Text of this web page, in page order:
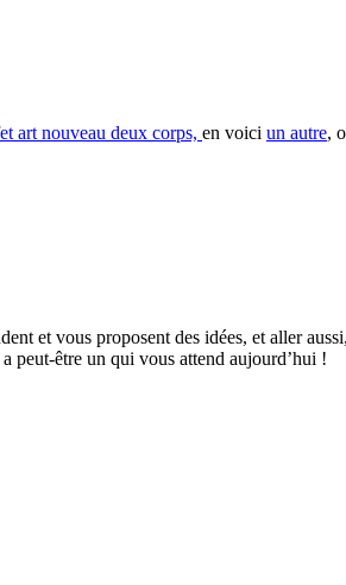
art nouveau deux corps, en voici un autre,
et vous proposent des idées, et aller
peut-être un qui vous attend aujourd’hui !